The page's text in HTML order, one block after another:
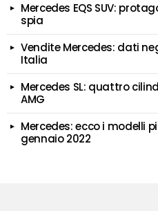
Mercedes EQS SUV:
spia
Vendite Mercedes: dati
Italia
Mercedes SL: quattro
AMG
Mercedes: ecco i modelli
gennaio 2022